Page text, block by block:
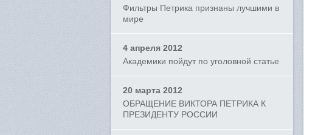
Фильтры Петрика признаны лучшими в
мире
4 апреля 2012
Академики пойдут по уголовной статье
20 марта 2012
ОБРАЩЕНИЕ ВИКТОРА ПЕТРИКА К
ПРЕЗИДЕНТУ РОССИИ